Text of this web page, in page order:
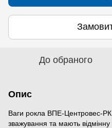
До обраного
Опис
Ваги рокла ВПЕ-Центровес-
зважування та мають